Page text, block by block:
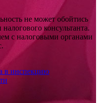
не может обойтись
консультанта.
с налоговыми органами
в инспекцию